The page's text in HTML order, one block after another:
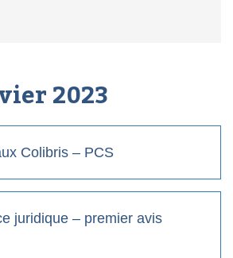
2023
Colibris – PCS
juridique – premier avis